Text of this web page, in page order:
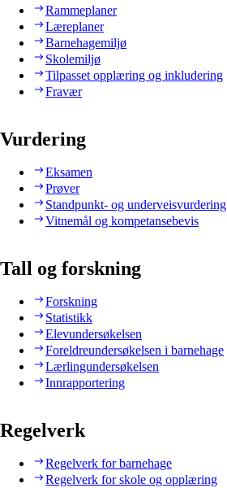
Rammeplaner
Læreplaner
Barnehagemiljø
Skolemiljø
Tilpasset opplæring og inkludering
Fravær
Vurdering
Eksamen
Prøver
Standpunkt- og underveisvurdering
Vitnemål og kompetansebevis
Tall og forskning
Forskning
Statistikk
Elevundersøkelsen
Foreldreundersøkelsen i barnehage
Lærlingundersøkelsen
Innrapportering
Regelverk
Regelverk for barnehage
Regelverk for skole og opplæring